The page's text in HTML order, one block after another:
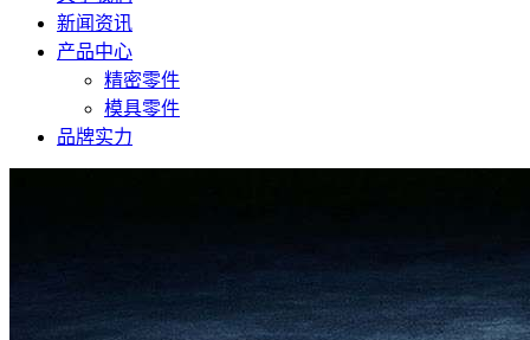
新闻资讯
产品中心
精密零件
模具零件
品牌实力